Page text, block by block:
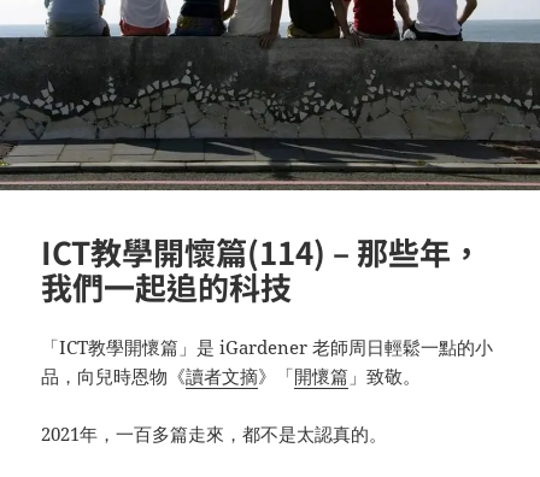
ICT教學開懷篇(114) – 那些年，
我們一起追的科技
「ICT教學開懷篇」是 iGardener 老師周日輕鬆一點的小
品，向兒時恩物《讀者文摘》「開懷篇 」致敬。
2021年，一百多篇走來，都不是太認真的。